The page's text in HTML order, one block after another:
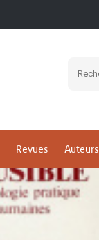
Revues Auteurs